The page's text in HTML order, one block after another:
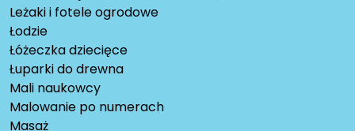
Leżaki i fotele ogrodowe
Łodzie
Łóżeczka dziecięce
Łuparki do drewna
Mali naukowcy
Malowanie po numerach
Masaż